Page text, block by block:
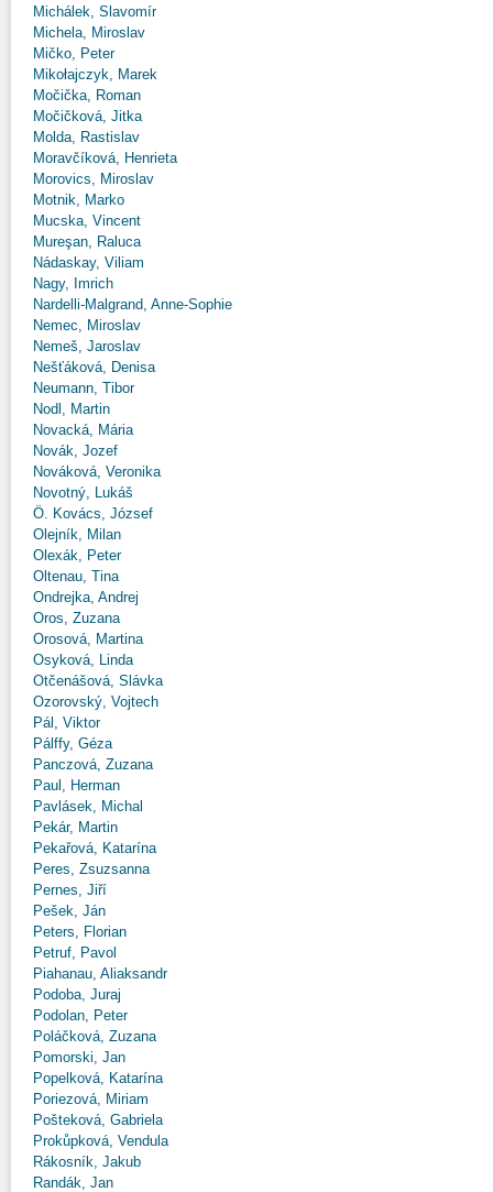
Michálek, Slavomír
Michela, Miroslav
Mičko, Peter
Mikołajczyk, Marek
Močička, Roman
Močičková, Jitka
Molda, Rastislav
Moravčíková, Henrieta
Morovics, Miroslav
Motnik, Marko
Mucska, Vincent
Mureşan, Raluca
Nádaskay, Viliam
Nagy, Imrich
Nardelli-Malgrand, Anne-Sophie
Nemec, Miroslav
Nemeš, Jaroslav
Nešťáková, Denisa
Neumann, Tibor
Nodl, Martin
Novacká, Mária
Novák, Jozef
Nováková, Veronika
Novotný, Lukáš
Ö. Kovács, József
Olejník, Milan
Olexák, Peter
Oltenau, Tina
Ondrejka, Andrej
Oros, Zuzana
Orosová, Martina
Osyková, Linda
Otčenášová, Slávka
Ozorovský, Vojtech
Pál, Viktor
Pálffy, Géza
Panczová, Zuzana
Paul, Herman
Pavlásek, Michal
Pekár, Martin
Pekařová, Katarína
Peres, Zsuzsanna
Pernes, Jiří
Pešek, Ján
Peters, Florian
Petruf, Pavol
Piahanau, Aliaksandr
Podoba, Juraj
Podolan, Peter
Poláčková, Zuzana
Pomorski, Jan
Popelková, Katarína
Poriezová, Miriam
Pošteková, Gabriela
Prokůpková, Vendula
Rákosník, Jakub
Randák, Jan